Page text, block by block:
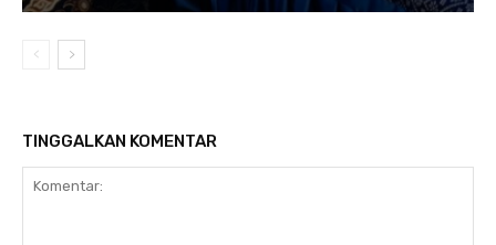
TINGGALKAN KOMENTAR